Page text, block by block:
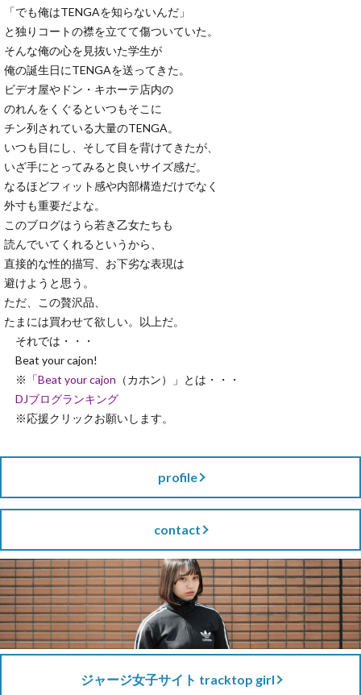
「でも俺はTENGAを知らないんだ」
と独りコートの襟を立てて傷ついていた。
そんな俺の心を見抜いた学生が
俺の誕生日にTENGAを送ってきた。
ビデオ屋やドン・キホーテ店内の
のれんをくぐるといつもそこに
チン列されている大量のTENGA。
いつも目にし、そして目を背けてきたが、
いざ手にとってみると良いサイズ感だ。
なるほどフィット感や内部構造だけでなく
外寸も重要だよな。
このブログはうら若き乙女たちも
読んでいてくれるというから、
直接的な性的描写、お下劣な表現は
避けようと思う。
ただ、この贅沢品、
たまには買わせて欲しい。以上だ。
それでは・・・
Beat your cajon!
※「Beat your cajon （カホン）」とは・・・
DJブログランキング
※応援クリックお願いします。
profile
contact
ジャージ女子サイト tracktop girl